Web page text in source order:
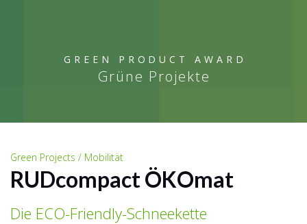
GREEN PRODUCT AWARD
Grüne Projekte
Green Projects / Mobilität
RUDcompact ÖKOmat
Die ECO-Friendly-Schneekette